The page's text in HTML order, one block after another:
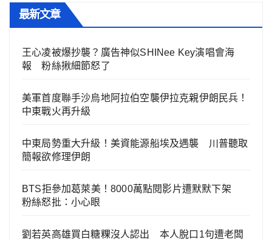
最新文章
王心凌被爆抄襲？廣告神似SHINee Key演唱會海
報 粉絲揪細節怒了
美軍首度聯手沙烏地阿拉伯空襲伊拉克親伊朗民兵！
中東戰火再升級
中東局勢重大升級！美資能源船埃及遇襲 川普聽取
簡報欲修理伊朗
BTS拒參加葛萊美！8000萬點閱影片遭默默下架
粉絲怒批：小心眼
劉若英高雄買白糖粿沒人認出 本人脫口1句遭老闆